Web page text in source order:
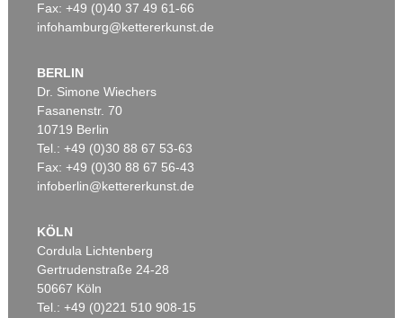
Auktion 498 - Lot 555
FRANZ VON STUCK
Porträt Gemma Bierbaum , 1902
Ergebnis:€ 162.500
Ergebnis:
Fax: +49 (0)40 37 49 61-66
infohamburg@kettererkunst.de
BERLIN
Dr. Simone Wiechers
Fasanenstr. 70
10719 Berlin
Tel.: +49 (0)30 88 67 53-63
Fax: +49 (0)30 88 67 56-43
infoberlin@kettererkunst.de
KÖLN
Cordula Lichtenberg
Gertrudenstraße 24-28
50667 Köln
Tel.: +49 (0)221 510 908-15